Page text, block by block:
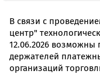
В связи с
центр"
12.06.2026
держателей
организаций